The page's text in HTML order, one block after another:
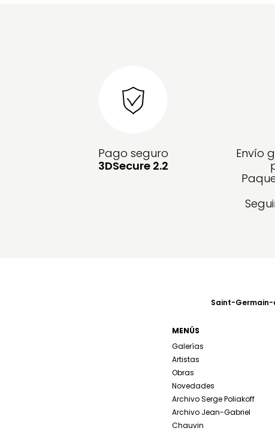
Pago seguro
3DSecure 2.2
Envío
Saint-Germain-
MENÚS
Galerías
Artistas
Obras
Novedades
Archivo Serge Poliakoff
Archivo Jean-Gabriel
Chauvin